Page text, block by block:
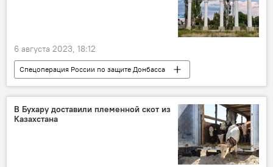
6 августа 2023, 18:12
Спецоперация России по защите Донбасса
Украина
Россия
ВСУ
Ракеты
ПВО
В Бухару доставили племенной скот из
Казахстана